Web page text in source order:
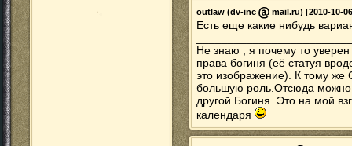
outlaw (dv-inc mail.ru) [2010-10-
Есть еще какие нибудь
Не знаю , я почему то
права богиня (её статуя
это изображение). К тому же
большую роль.Отсюда можно
другой Богиня. Это на мой
календаря